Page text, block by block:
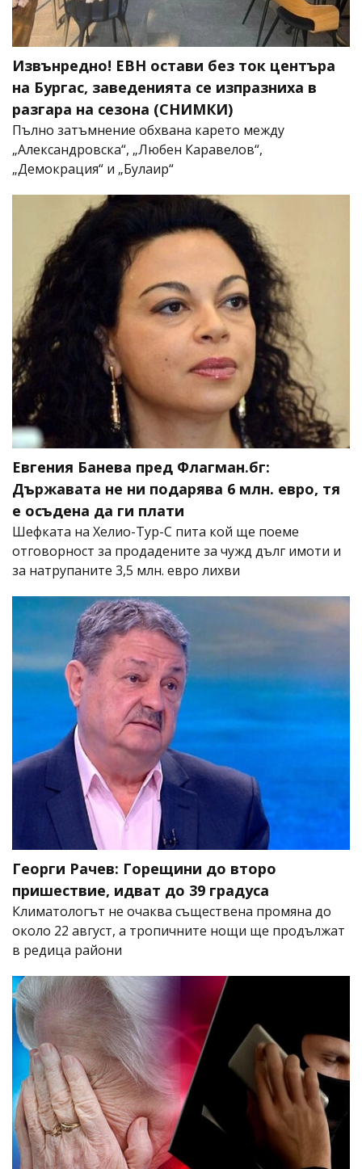
Извънредно! ЕВН остави без ток центъра
на Бургас, заведенията се изпразниха в
разгара на сезона (СНИМКИ)
Пълно затъмнение обхвана карето между
„Александровска“, „Любен Каравелов“,
„Демокрация“ и „Булаир“
Евгения Банева пред Флагман.бг:
Държавата не ни подарява 6 млн. евро, тя
е осъдена да ги плати
Шефката на Хелио-Тур-С пита кой ще поеме
отговорност за продадените за чужд дълг имоти и
за натрупаните 3,5 млн. евро лихви
Георги Рачев: Горещини до второ
пришествие, идват до 39 градуса
Климатологът не очаква съществена промяна до
около 22 август, а тропичните нощи ще продължат
в редица райони